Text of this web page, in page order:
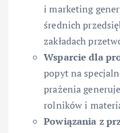
i marketing
średnich
zakładach
Wsparcie dla
popyt na
prażenia
rolników i
Powiązania z